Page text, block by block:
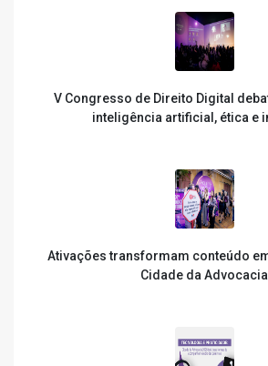
V Congresso de Direito Digital
inteligência artificial, ética e
Ativações transformam conteúdo
Cidade da Advocacia